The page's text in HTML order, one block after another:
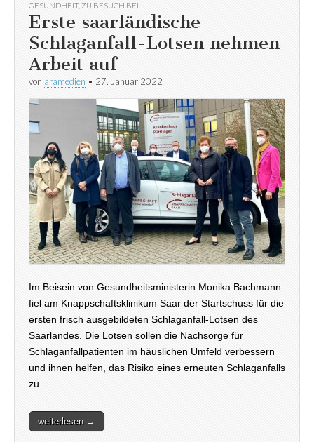
GESUNDHEIT, ZU BESUCH BEI
Erste saarländische
Schlaganfall-Lotsen nehmen
Arbeit auf
von aramedien • 27. Januar 2022
Im Beisein von Gesundheitsministerin Monika Bachmann
fiel am Knappschaftsklinikum Saar der Startschuss für die
ersten frisch ausgebildeten Schlaganfall-Lotsen des
Saarlandes. Die Lotsen sollen die Nachsorge für
Schlaganfallpatienten im häuslichen Umfeld verbessern
und ihnen helfen, das Risiko eines erneuten Schlaganfalls
zu…
weiterlesen →